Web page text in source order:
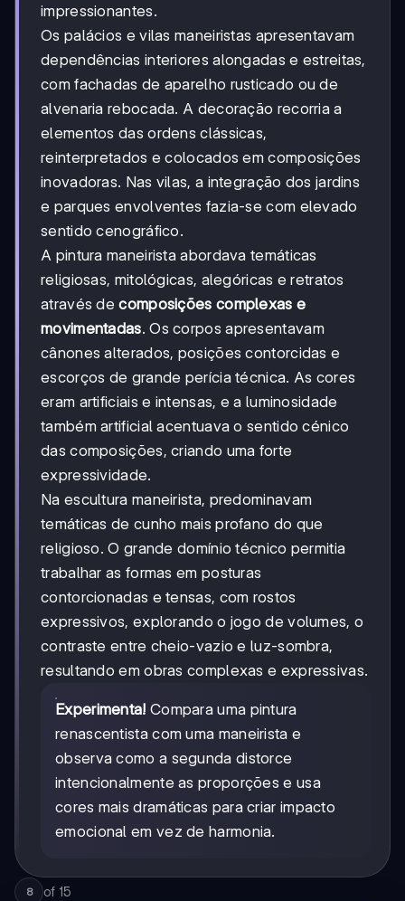
impressionantes.
Os palácios e vilas maneiristas apresentavam
dependências interiores alongadas e estreitas,
com fachadas de aparelho rusticado ou de
alvenaria rebocada. A decoração recorria a
elementos das ordens clássicas,
reinterpretados e colocados em composições
inovadoras. Nas vilas, a integração dos jardins
e parques envolventes fazia-se com elevado
sentido cenográfico.
A pintura maneirista abordava temáticas
religiosas, mitológicas, alegóricas e retratos
através decomposições complexas e
movimentadas. Os corpos apresentavam
cânones alterados, posições contorcidas e
escorços de grande perícia técnica. As cores
eram artificiais e intensas, e a luminosidade
também artificial acentuava o sentido cénico
das composições, criando uma forte
expressividade.
Na escultura maneirista, predominavam
temáticas de cunho mais profano do que
religioso. O grande domínio técnico permitia
trabalhar as formas em posturas
contorcionadas e tensas, com rostos
expressivos, explorando o jogo de volumes, o
contraste entre cheio-vazio e luz-sombra,
resultando em obras complexas e expressivas.
Experimenta! Compara uma pintura
renascentista com uma maneirista e
observa como a segunda distorce
intencionalmente as proporções e usa
cores mais dramáticas para criar impacto
emocional em vez de harmonia.
8 of 15